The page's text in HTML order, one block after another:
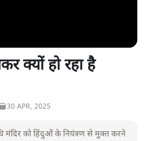
क्यों हो रहा है
30 APR, 2025
मंदिर को हिंदुओं के नियंत्रण से मुक्त करने